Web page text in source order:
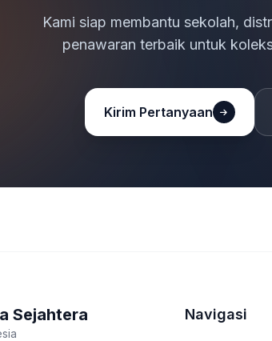
Kami siap membantu sekolah,
penawaran terbaik untuk
Kirim Pertanyaan
Sejahtera Navigasi